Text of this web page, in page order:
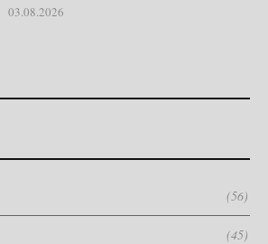
03.08.2026
(56)
(45)